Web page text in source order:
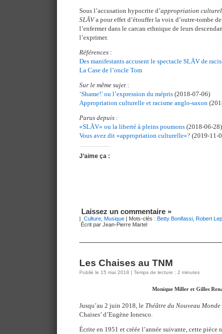
Sous l’accusation hypocrite d’appropriation
SLĀVa pour effet d’étouffer la voix d’outre-tombe
l’enfermer dans le carcan ethnique de leurs
l’exprimer.
Références :
Des manifestants accusent le spectacle SLĀV de
La Case de l’oncle Tom
Sur le même sujet :
‘Shame!’ ou l’expression du mépris (2018-07-06)
Appropriation culturelle et racisme anglo-saxon
Parus depuis :
«SLĀV» ou la liberté à pleins poumons (2018-06-28)
Vous avez dit «appropriation culturelle»? (2019-11-
J’aime ça :
Laissez un commentaire »
| Culture Musique | Mots-clés : Betty Bonifassi Robert
Écrit par Jean-Pierre Martel
Les Chaises au TNM
Publié le 15 mai 2018 | Temps de lecture : 2 minutes
Monique Miller et Gilles
Jusqu’au 2 juin 2018, le Théâtre du Nouveau Monde
Chaises’ d’Eugène Ionesco.
Écrite en 1951 et créée l’année suivante, cette pièce